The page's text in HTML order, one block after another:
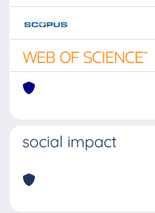
social impact